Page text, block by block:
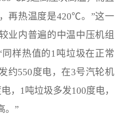
再热温度是420℃。”这一
业内普遍的中温中压机组
样热值的1吨垃圾在正常
约550度电，在3号汽轮机
，1吨垃圾多发100度电，
。”